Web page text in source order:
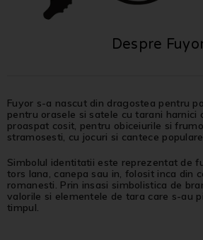
Despre
Fuyor s-a nascut din dragostea pentru
pentru orasele si satele cu tarani harnici
proaspat cosit, pentru obiceiurile si
stramosesti, cu jocuri si cantece
Simbolul identitatii este reprezentat de
tors lana, canepa sau in, folosit inca din
romanesti. Prin insasi simbolistica de
valorile si elementele de tara care s-au
timpul.